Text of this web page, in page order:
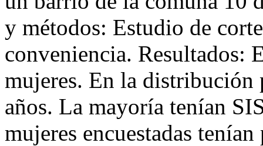
y métodos: Estudio de
conveniencia. Resultados:
mujeres. En la distribución
años. La mayoría tenían
mujeres encuestadas